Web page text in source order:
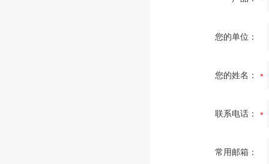
您的单位：
您的姓名：
联系电话：
常用邮箱：